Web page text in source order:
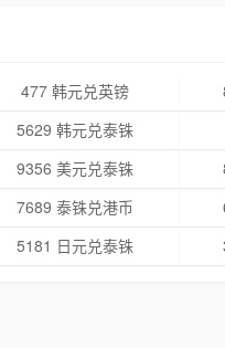
477 韩元兑英镑
5629 韩元兑泰铢
9356 美元兑泰铢
7689 泰铢兑港币
5181 日元兑泰铢